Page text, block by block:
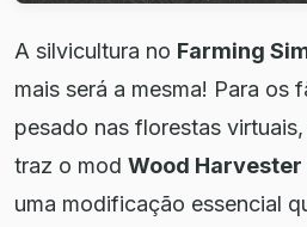
A silvicultura no Farming
mais será a mesma! Para os
pesado nas florestas
traz o mod Wood Harvester
uma modificação essencial